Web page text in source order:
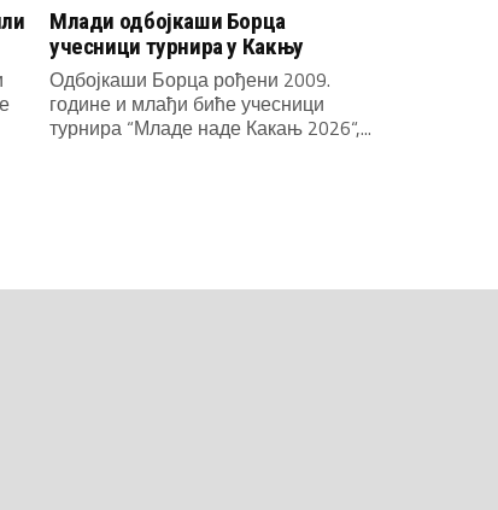
Млади одбојкаши Борца
учесници турнира у Какњу
Одбојкаши Борца рођени 2009.
године и млађи биће учесници
турнира “Младе наде Какањ 2026“,...